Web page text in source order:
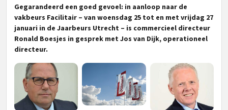
Gegarandeerd een goed gevoel: in aanloop naar de
vakbeurs Facilitair – van woensdag 25 tot en met vrijdag 27
januari in de Jaarbeurs Utrecht – is commercieel directeur
Ronald Boesjes in gesprek met Jos van Dijk, operationeel
directeur.